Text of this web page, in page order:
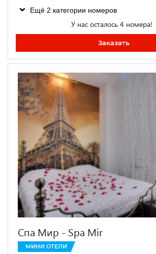
Ещё 2 категории номеров
У нас осталось 4 номера!
Заказать
Спа Мир - Spa Mir
МИНИ ОТЕЛИ